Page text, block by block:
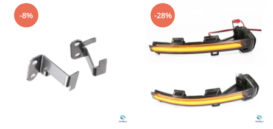
-8% -28%